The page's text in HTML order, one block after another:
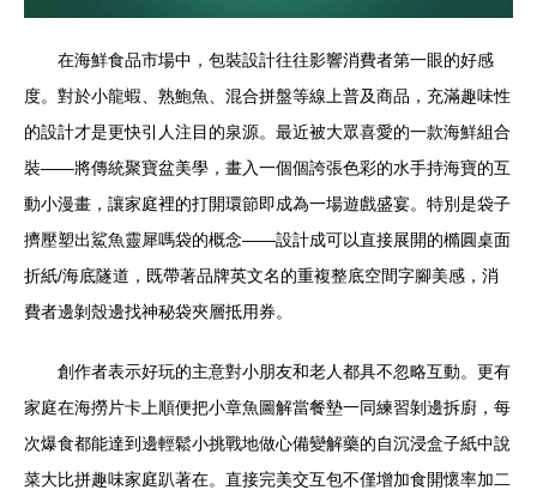
在海鮮食品市場中，包裝設計往往影響消費者第一眼的好感
度。對於小龍蝦、熟鮑魚、混合拼盤等線上普及商品，充滿趣味性
的設計才是更快引人注目的泉源。最近被大眾喜愛的一款海鮮組合
裝——將傳統聚寶盆美學，畫入一個個誇張色彩的水手持海寶的互
動小漫畫，讓家庭裡的打開環節即成為一場遊戲盛宴。特別是袋子
擠壓塑出鯊魚靈犀嗎袋的概念——設計成可以直接展開的橢圓桌面
折紙/海底隧道，既帶著品牌英文名的重複整底空間字腳美感，消
費者邊剝殼邊找神秘袋夾層抵用券。
創作者表示好玩的主意對小朋友和老人都具不忽略互動。更有
家庭在海撈片卡上順便把小章魚圖解當餐墊一同練習剝邊拆廚，每
次爆食都能達到邊輕鬆小挑戰地做心備變解藥的自沉浸盒子紙中說
菜大比拼趣味家庭趴著在。直接完美交互包不僅增加食開懷率加二